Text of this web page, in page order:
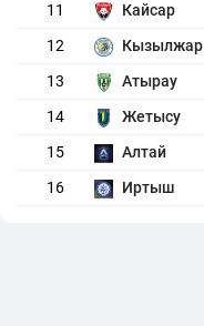
11
Кайсар
12
Кызылжар
13
Атырау
14
Жетысу
15
Алтай
16
Иртыш